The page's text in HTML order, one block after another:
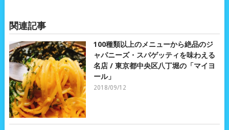
関連記事
100種類以上のメニューから絶品のジ
ャパニーズ・スパゲッティを味わえる
名店 / 東京都中央区八丁堀の「マイヨ
ール」
2018/09/12